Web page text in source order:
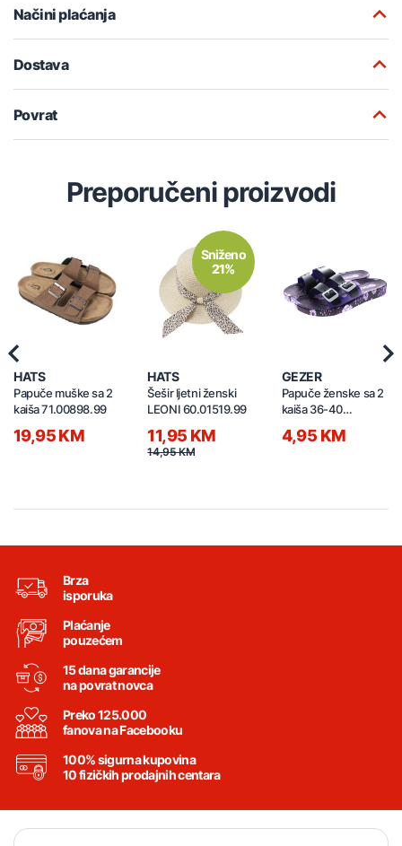
Načini plaćanja
Dostava
Povrat
Preporučeni proizvodi
HATS
Papuče muške sa 2
kaiša 71.00898.99
19,95 KM
Sniženo
21%
HATS
Šešir ljetni ženski
LEONI 60.01519.99
11,95 KM
14,95 KM
GEZER
Papuče ženske sa 2
kaiša 36-40
4,95 KM
Previous
Brza
isporuka
Plaćanje
pouzećem
15 dana garancije
na povrat novca
Preko 125.000
fanova na Facebooku
100% sigurna kupovina
10 fizičkih prodajnih centara